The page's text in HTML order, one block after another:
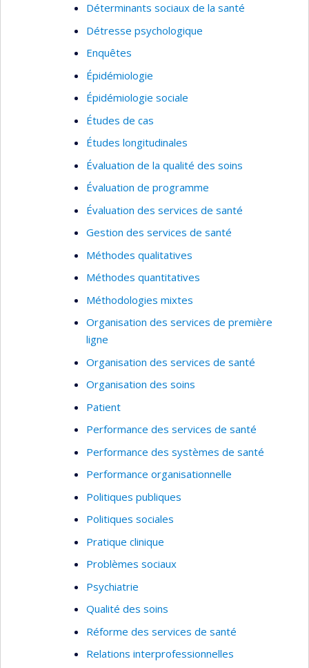
Déterminants sociaux de la santé
Détresse psychologique
Enquêtes
Épidémiologie
Épidémiologie sociale
Études de cas
Études longitudinales
Évaluation de la qualité des soins
Évaluation de programme
Évaluation des services de santé
Gestion des services de santé
Méthodes qualitatives
Méthodes quantitatives
Méthodologies mixtes
Organisation des services de première
ligne
Organisation des services de santé
Organisation des soins
Patient
Performance des services de santé
Performance des systèmes de santé
Performance organisationnelle
Politiques publiques
Politiques sociales
Pratique clinique
Problèmes sociaux
Psychiatrie
Qualité des soins
Réforme des services de santé
Relations interprofessionnelles